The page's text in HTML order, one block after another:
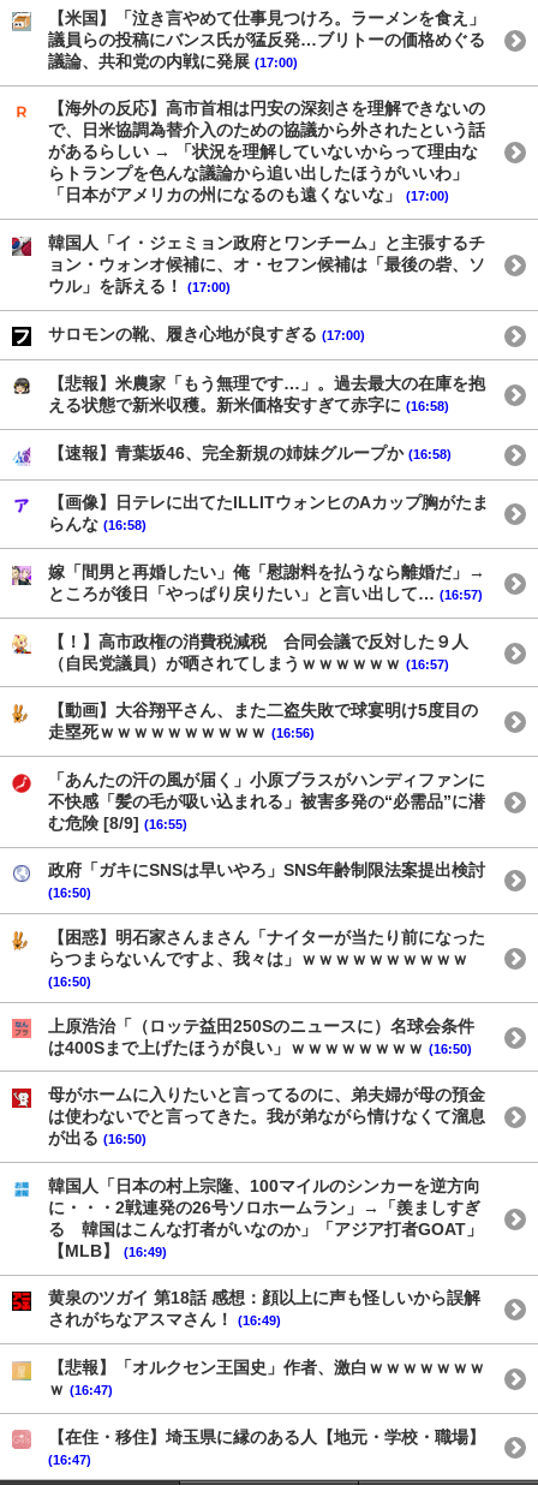
【米国】「泣き言やめて仕事見つけろ。ラーメンを食え」
議員らの投稿にバンス氏が猛反発…ブリトーの価格めぐる
議論、共和党の内戦に発展 (17:00)
【海外の反応】高市首相は円安の深刻さを理解できないの
で、日米協調為替介入のための協議から外されたという話
があるらしい → 「状況を理解していないからって理由な
らトランプを色んな議論から追い出したほうがいいわ」
「日本がアメリカの州になるのも遠くないな」
(17:00)
韓国人「イ・ジェミョン政府とワンチーム」と主張するチ
ョン・ウォンオ候補に、オ・セフン候補は「最後の砦、ソ
ウル」を訴える！
(17:00)
サロモンの靴、履き心地が良すぎる (17:00)
【悲報】米農家「もう無理です…」。過去最大の在庫を抱
える状態で新米収穫。新米価格安すぎて赤字に (16:58)
【速報】青葉坂46、完全新規の姉妹グループか (16:58)
【画像】日テレに出てたILLITウォンヒのAカップ胸がたま
らんな (16:58)
嫁「間男と再婚したい」俺「慰謝料を払うなら離婚だ」→
ところが後日「やっぱり戻りたい」と言い出して… (16:57)
【！】高市政権の消費税減税 合同会議で反対した９人
（自民党議員）が晒されてしまうｗｗｗｗｗｗ (16:57)
【動画】大谷翔平さん、また二盗失敗で球宴明け5度目の
走塁死ｗｗｗｗｗｗｗｗｗｗ (16:56)
「あんたの汗の風が届く」小原ブラスがハンディファンに
不快感「髪の毛が吸い込まれる」被害多発の“必需品”に潜
む危険 [8/9] (16:55)
政府「ガキにSNSは早いやろ」SNS年齢制限法案提出検討
(16:50)
【困惑】明石家さんまさん「ナイターが当たり前になった
らつまらないんですよ、我々は」ｗｗｗｗｗｗｗｗｗｗ
(16:50)
上原浩治「（ロッテ益田250Sのニュースに）名球会条件
は400Sまで上げたほうが良い」ｗｗｗｗｗｗｗｗ (16:50)
母がホームに入りたいと言ってるのに、弟夫婦が母の預金
は使わないでと言ってきた。我が弟ながら情けなくて溜息
が出る (16:50)
韓国人「日本の村上宗隆、100マイルのシンカーを逆方向
に・・・2戦連発の26号ソロホームラン」→「羨ましすぎ
る 韓国はこんな打者がいなのか」「アジア打者GOAT」
【MLB】
(16:49)
黄泉のツガイ 第18話 感想：顔以上に声も怪しいから誤解
されがちなアスマさん！
(16:49)
【悲報】「オルクセン王国史」作者、激白ｗｗｗｗｗｗｗ
ｗ (16:47)
【在住・移住】埼玉県に縁のある人【地元・学校・職場】
(16:47)